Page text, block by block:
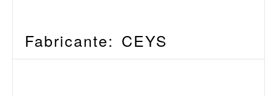
Fabricante: CEYS